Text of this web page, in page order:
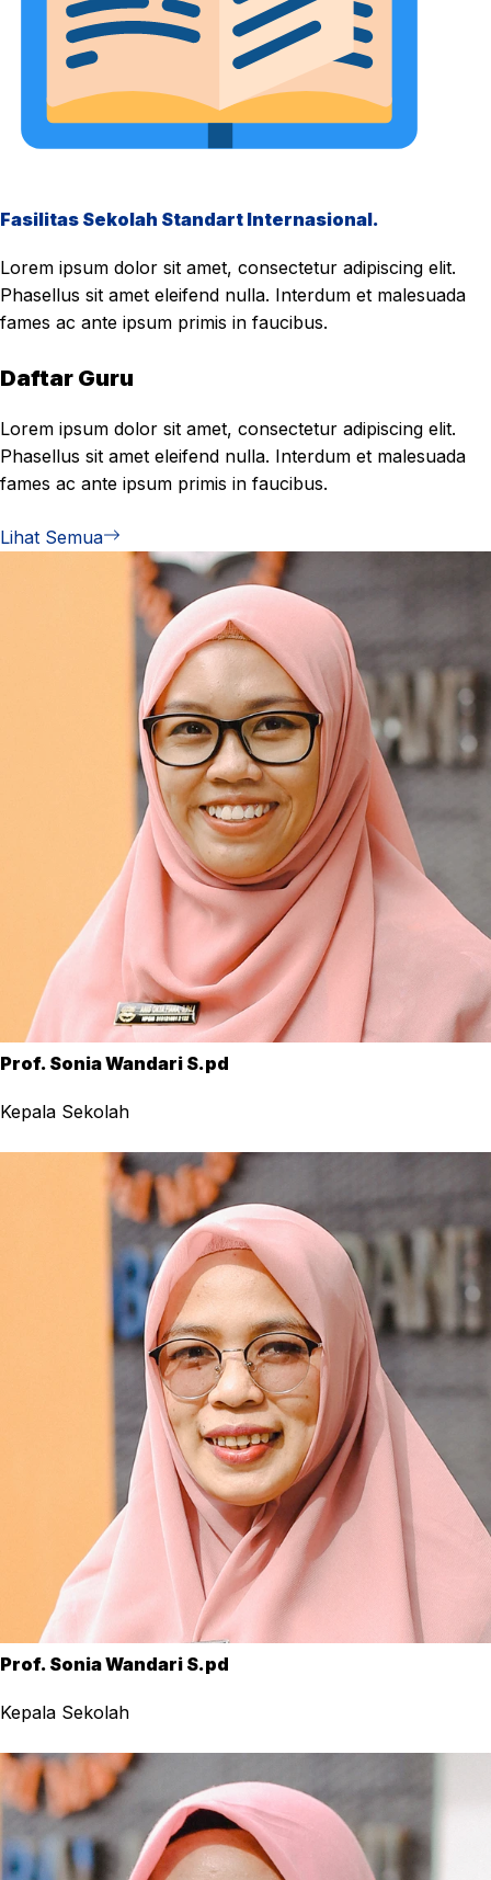
Fasilitas Sekolah Standart Internasional.
Lorem ipsum dolor sit amet, consectetur adipiscing elit.
Phasellus sit amet eleifend nulla. Interdum et malesuada
fames ac ante ipsum primis in faucibus.
Daftar Guru
Lorem ipsum dolor sit amet, consectetur adipiscing elit.
Phasellus sit amet eleifend nulla. Interdum et malesuada
fames ac ante ipsum primis in faucibus.
Lihat Semua
Prof. Sonia Wandari S.pd
Kepala Sekolah
Prof. Sonia Wandari S.pd
Kepala Sekolah